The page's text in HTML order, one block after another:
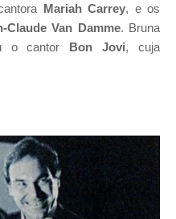
Mariah Carrey, e os
Claude Van Damme. Bruna
o cantor Bon Jovi, cuja